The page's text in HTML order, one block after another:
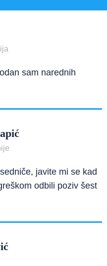
sam narednih
javite mi se kad
odbili poziv šest